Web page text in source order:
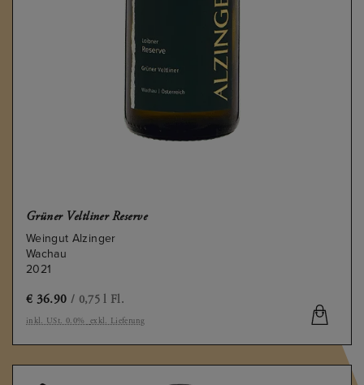
Grüner Veltliner Reserve
Weingut Alzinger
Wachau
2021
€ 36.90 / 0,75 l Fl.
inkl. USt. 0.0% exkl. Lieferung